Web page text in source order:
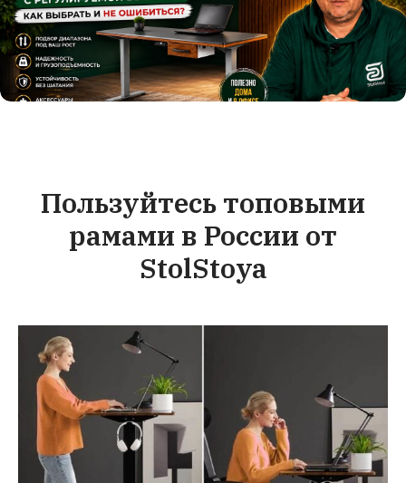
Пользуйтесь топовыми
рамами в России от
StolStoya